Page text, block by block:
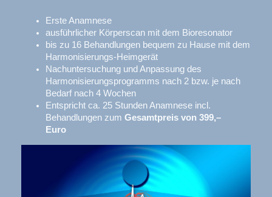
Erste Anamnese
ausführlicher Körperscan mit dem Bioresonator
bis zu 16 Behandlungen bequem zu Hause mit dem
Harmonisierungs-Heimgerät
Nachuntersuchung und Anpassung des
Harmonisierungsprogramms nach 2 bzw. je nach
Bedarf nach 4 Wochen
Entspricht ca. 25 Stunden Anamnese incl.
Behandlungen zum Gesamtpreis von 399,–
Euro